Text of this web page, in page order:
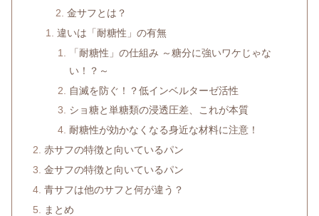
金サフとは？
違いは「耐糖性」の有無
「耐糖性」の仕組み ～糖分に強いワケじゃな
い！？～
自滅を防ぐ！？低インベルターゼ活性
ショ糖と単糖類の浸透圧差、これが本質
耐糖性が効かなくなる身近な材料に注意！
赤サフの特徴と向いているパン
金サフの特徴と向いているパン
青サフは他のサフと何が違う？
まとめ